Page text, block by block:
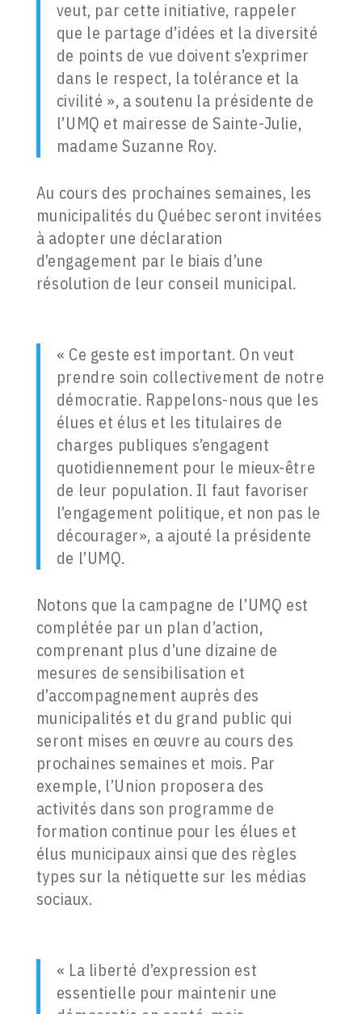
veut, par cette initiative, rappeler
que le partage d’idées et la diversité
de points de vue doivent s’exprimer
dans le respect, la tolérance et la
civilité », a soutenu la présidente de
l’UMQ et mairesse de Sainte-Julie,
madame Suzanne Roy.
Au cours des prochaines semaines, les
municipalités du Québec seront invitées
à adopter une déclaration
d’engagement par le biais d’une
résolution de leur conseil municipal.
« Ce geste est important. On veut
prendre soin collectivement de notre
démocratie. Rappelons-nous que les
élues et élus et les titulaires de
charges publiques s’engagent
quotidiennement pour le mieux-être
de leur population. Il faut favoriser
l’engagement politique, et non pas le
décourager», a ajouté la présidente
de l’UMQ.
Notons que la campagne de l’UMQ est
complétée par un plan d’action,
comprenant plus d’une dizaine de
mesures de sensibilisation et
d’accompagnement auprès des
municipalités et du grand public qui
seront mises en œuvre au cours des
prochaines semaines et mois. Par
exemple, l’Union proposera des
activités dans son programme de
formation continue pour les élues et
élus municipaux ainsi que des règles
types sur la nétiquette sur les médias
sociaux.
« La liberté d’expression est
essentielle pour maintenir une